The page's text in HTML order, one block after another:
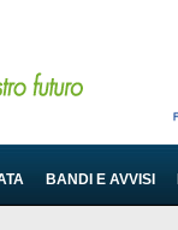
BANDI E AVVISI